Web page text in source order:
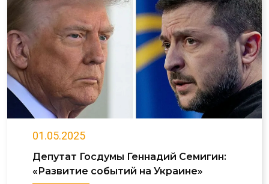
01.05.2025
Депутат Госдумы Геннадий Семигин:
«Развитие событий на Украине»